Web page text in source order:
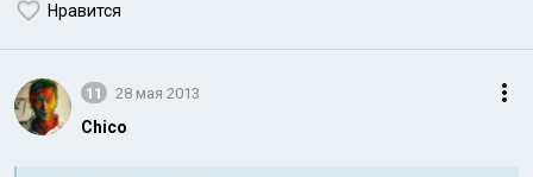
Нравится
11 28 мая 2013
Chico